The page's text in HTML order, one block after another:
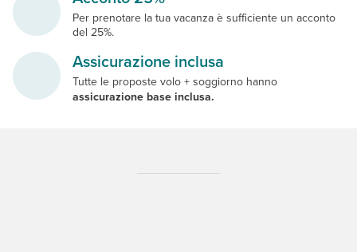
Per prenotare la tua vacanza è sufficiente un acconto
del 25%.
Assicurazione inclusa
Tutte le proposte volo + soggiorno hanno
assicurazione base inclusa.